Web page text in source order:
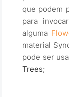
que podem
para
alguma
material
pode ser
Trees;